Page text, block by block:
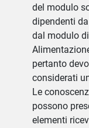
del modulo
dipendenti
dal modulo
pertanto
considerati
Le
possono
elementi